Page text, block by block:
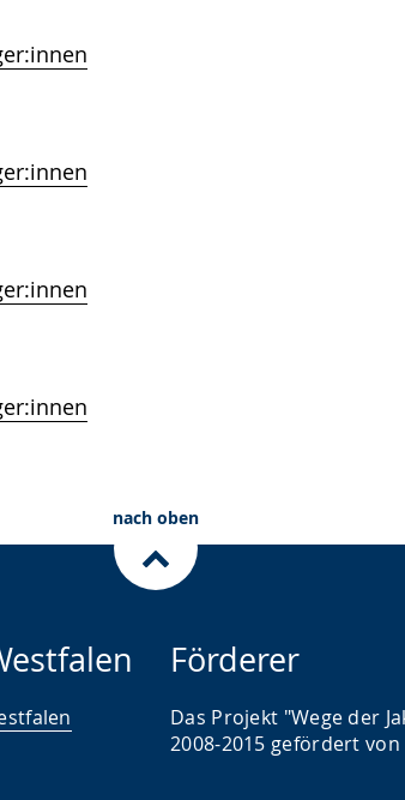
nach oben
Förderer
Das Projekt "Wege der
2008-2015 gefördert von